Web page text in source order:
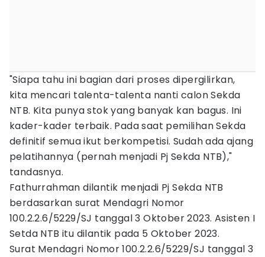
"Siapa tahu ini bagian dari proses dipergilirkan,
kita mencari talenta-talenta nanti calon Sekda
NTB. Kita punya stok yang banyak kan bagus. Ini
kader-kader terbaik. Pada saat pemilihan Sekda
definitif semua ikut berkompetisi. Sudah ada ajang
pelatihannya (pernah menjadi Pj Sekda NTB),"
tandasnya.
Fathurrahman dilantik menjadi Pj Sekda NTB
berdasarkan surat Mendagri Nomor
100.2.2.6/5229/SJ tanggal 3 Oktober 2023. Asisten I
Setda NTB itu dilantik pada 5 Oktober 2023.
Surat Mendagri Nomor 100.2.2.6/5229/SJ tanggal 3